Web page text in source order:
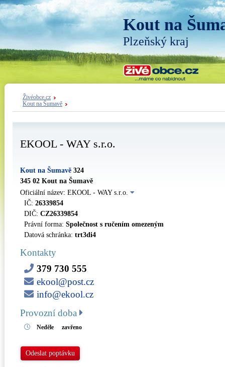
Kout na
Plzeňský kraj
Živéobce.cz
Kout na Šumavě
EKOOL - WAY s.r.o.
Kout na Šumavě 324
345 02 Kout na Šumavě
Oficiální název: EKOOL - WAY s.r.o.
IČ: 26339854
DIČ: CZ26339854
Právní forma: Společnost s ručením omezeným
Datová schránka: trt3di4
Kontakty
379 730 555
ekool@post.cz
info@ekool.cz
Provozní doba
Neděle zavřeno
Odeslat poptávku